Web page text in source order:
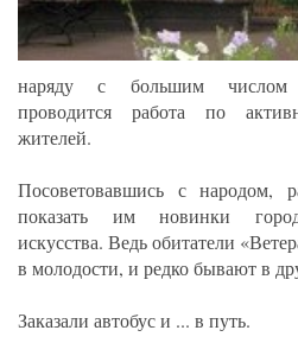
наряду с большим числом
проводится работа по
жителей.
Посоветовавшись с народом,
показать им новинки
искусства. Ведь обитатели
в молодости, и редко бывают в
Заказали автобус и ... в путь.